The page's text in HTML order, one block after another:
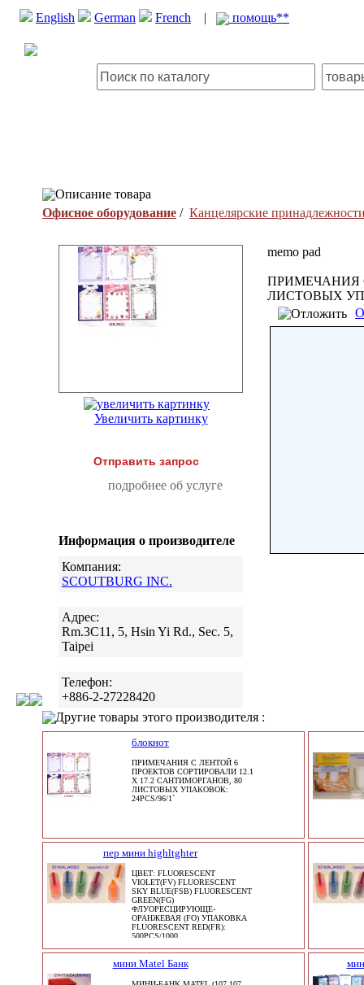
English German French | помощь**
Описание товара
Офисное оборудование / Канцелярские
Увеличить картинку
Отправить запрос
подробнее об услуге
Информация о производителе
Компания:
SCOUTBURG INC.
Адрес:
Rm.3C11, 5, Hsin Yi Rd., Sec. 5,
Taipei
Телефон:
+886-2-27228420
memo pad
ПРИМЕЧАНИЯ
ЛИСТОВЫХ
Другие товары этого производителя :
блокнот
ПРИМЕЧАНИЯ С ЛЕНТОЙ 6
ПРОЕКТОВ СОРТИРОВАЛИ 12.1
X 17.2 САНТИМОРГАНОВ, 80
ЛИСТОВЫХ УПАКОВОК:
24PCS/96/1`
пер мини highltghter
ЦВЕТ: FLUORESCENT
VIOLET(FV) FLUORESCENT
SKY BLUE(FSB) FLUORESCENT
GREEN(FG)
ФЛУОРЕСЦИРУЮЩЕ-
ОРАНЖЕВАЯ (FO) УПАКОВКА
FLUORESCENT RED(FR):
500PCS/1000
мини Matel Банк